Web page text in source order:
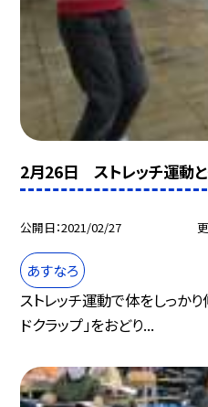
2月26日 ストレッチ運動
公開日 2021/02/27
あすなろ
ストレッチ運動で体をしっかり
ドクラップ」をおどり...